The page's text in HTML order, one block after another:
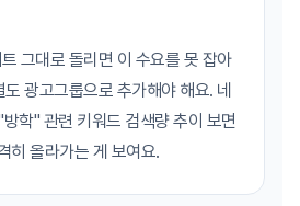
그대로 돌리면 이 수요를 못 잡아
광고그룹으로 추가해야 해요. 네
학" 관련 키워드 검색량 추이 보면
히 올라가는 게 보여요.